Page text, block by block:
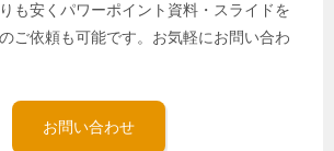
も安くパワーポイント資料・スライドを
ご依頼も可能です。お気軽にお問い合わ
お問い合わせ